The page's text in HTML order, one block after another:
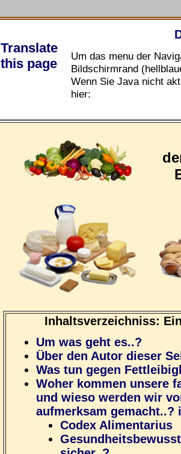
Translate
this page
Um das menu der
Bildschirmrand
Wenn Sie Java nicht
hier:
Inhaltsverzeichniss:
Um was geht es..?
Über den Autor dieser
Was tun gegen
Woher kommen unsere
und wieso werden wir
aufmerksam gemacht..?
Codex Alimentarius